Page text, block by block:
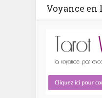
Voyance